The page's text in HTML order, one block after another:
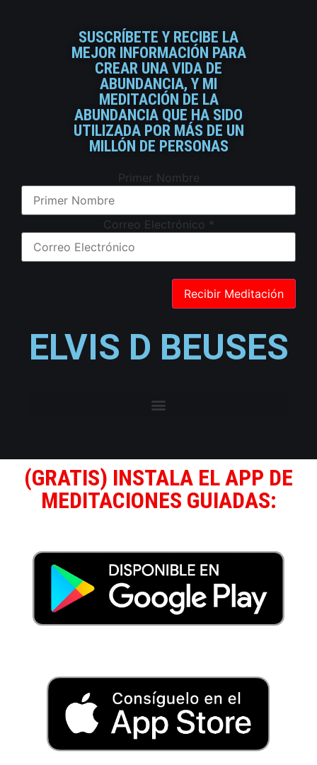
SUSCRÍBETE Y RECIBE LA
MEJOR INFORMACIÓN PARA
CREAR UNA VIDA DE
ABUNDANCIA, Y MI
MEDITACIÓN DE LA
ABUNDANCIA QUE HA SIDO
UTILIZADA POR MÁS DE UN
MILLÓN DE PERSONAS
Primer Nombre
Correo Electrónico *
ELVIS D BEUSES
(GRATIS) INSTALA EL APP DE
MEDITACIONES GUIADAS: